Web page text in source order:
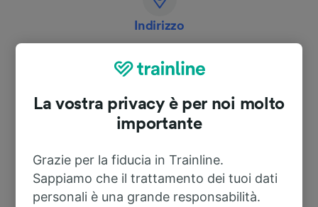
Indirizzo
Wehrstraße 7
Deutschland
La vostra privacy è per noi molto
importante
Grazie per la fiducia in Trainline.
Sappiamo che il trattamento dei tuoi dati
personali è una grande responsabilità.